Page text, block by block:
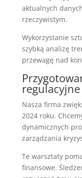
aktualnych
rzeczywistym.
Wykorzystanie
szybką analizę
przewagę nad
regulacyjne
Nasza firma
2024 roku.
dynamicznych
zarządzania
Te warsztaty
finansowe.